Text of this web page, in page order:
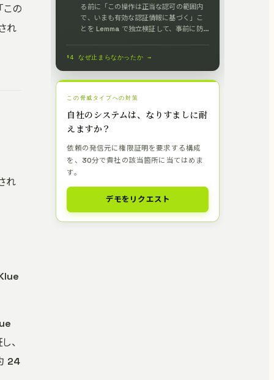
この
れ
れ
、
24
る前に「この操作は正当な認可の範囲内
で、いまも有効な認証情報に基づく」こ
とを Lemma で独立検証して、事前に防
§4 なぜ止まらなかったか →
この脅威タイプへの対策
自社のシステムは、なりすましに耐
えますか？
依頼の発信元に権限証明を要求する構成
を、30分で貴社の該当箇所に当てはめま
す。
デモをリクエスト